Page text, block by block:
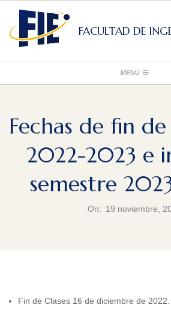
content
FACULTAD DE
Navigation
MENU
Fechas de fin
2022-2023 e
semestre
On: 19 noviembre,
Fin de Clases 16 de diciembre de 2022.